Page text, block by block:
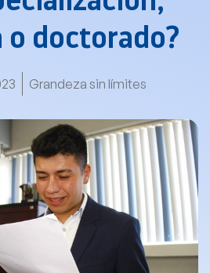
o doctorado?
Grandeza sin límites